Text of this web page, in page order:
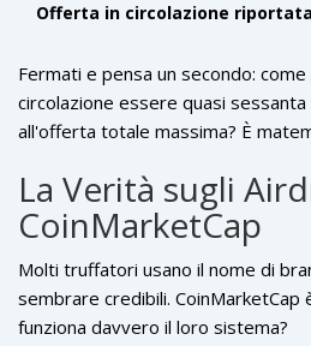
Offerta in circolazione
Fermati e pensa un secondo:
circolazione essere quasi
all'offerta totale massima? È
gravi. Un progetto serio ha una
coerente. CoPuppy, invece, mostra
piattaforme, con Binance che
circolante di 0 CP nonostante un
diluito di $1.30 milioni. Queste
fortemente problemi nella
La Verità sugli
CoinMarketCap
Molti truffatori usano il nome di
sembrare credibili. CoinMarketCap
funziona davvero il loro sistema?